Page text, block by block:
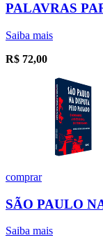
PALAVRAS
Saiba mais
R$ 72,00
comprar
SÃO PAULO
Saiba mais